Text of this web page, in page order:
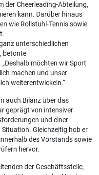
der Cheerleading-Abteilung,
kann. Darüber hinaus
wie Rollstuhl-Tennis sowie
unterschiedlichen
betonte
möchten wir Sport
machen und unser
weiterentwickeln.“
auch Bilanz über das
geprägt von intensiver
und einer
Gleichzeitig hob er
des Vorstands sowie
hervor.
der Geschäftsstelle,